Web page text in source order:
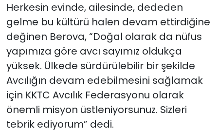
Herkesin evinde, ailesinde, dededen
gelme bu kültürü halen devam ettirdiğine
değinen Berova, “Doğal olarak da nüfus
yapımıza göre avcı sayımız oldukça
yüksek. Ülkede sürdürülebilir bir şekilde
Avcılığın devam edebilmesini sağlamak
için KKTC Avcılık Federasyonu olarak
önemli misyon üstleniyorsunuz. Sizleri
tebrik ediyorum” dedi.